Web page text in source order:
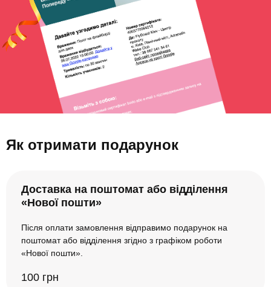
Як отримати подарунок
Доставка на поштомат або відділення
«Нової пошти»
Після оплати замовлення відправимо подарунок на
поштомат або відділення згідно з графіком роботи
«Нової пошти».
100 грн